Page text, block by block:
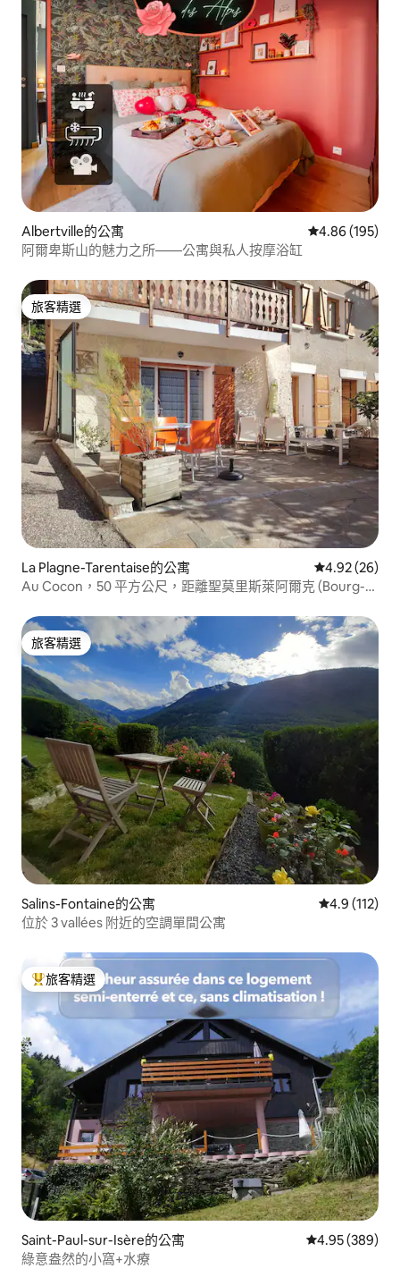
Albertville的公寓 從 195 則評價
4.86 (195)
阿爾卑斯山的魅力之所——公寓與私人按摩浴缸
旅客精選
旅客精選
La Plagne-Tarentaise的公寓 從 26 則評價
4.92 (26)
Au Cocon，50 平方公尺，距離聖莫里斯萊阿爾克 (Bourg-
旅客精選
旅客精選
Salins-Fontaine的公寓 從 112 則評
4.9 (112)
位於 3 vallées 附近的空調單間公寓
旅客精選榜首
旅客精選
Saint-Paul-sur-Isère的公寓 從 389 則評價
4.95 (389)
綠意盎然的小窩+水療